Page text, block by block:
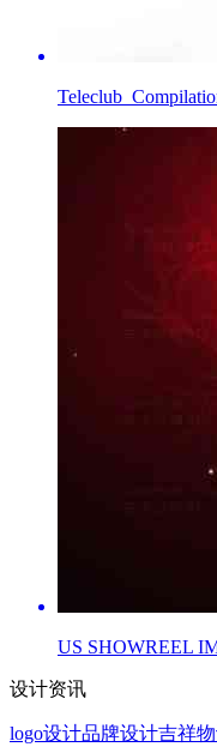
US SHOWREEL
设计资讯
logo设计品牌设计吉祥